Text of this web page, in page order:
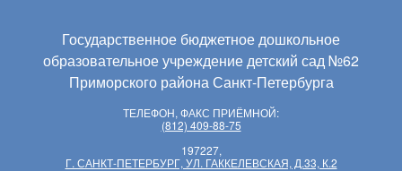
Государственное бюджетное дошкольное
образовательное учреждение детский сад №62
Приморского района Санкт-Петербурга
ТЕЛЕФОН, ФАКС ПРИЁМНОЙ:
(812) 409-88-75
197227,
Г. САНКТ-ПЕТЕРБУРГ, УЛ. ГАККЕЛЕВСКАЯ, Д.33, К.2